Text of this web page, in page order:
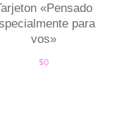
«Pensado
para
vos»
$0